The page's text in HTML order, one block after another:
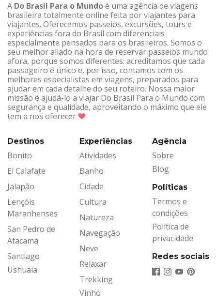
A Do Brasil Para o Mundoé uma agência de viagens
brasileira totalmente online feita por viajantes para
viajantes. Oferecemos passeios, excursões, tours e
experiências fora do Brasil com diferenciais
especialmente pensados para os brasileiros. Somos o
seu melhor aliado na hora de reservar passeios mundo
afora, porque somos diferentes: acreditamos que cada
passageiro é único e, por isso, contamos com os
melhores especialistas em viagens, preparados para
ajudar em cada detalhe do seu roteiro. Nossa maior
missão é ajudá-lo a viajar Do Brasil Para o Mundo com
segurança e qualidade, aproveitando o máximo que ele
tem a nos oferecer
Destinos
Bonito
El Calafate
Jalapão
Lençóis
Maranhenses
San Pedro de
Atacama
Santiago
Ushuaia
Experiências
Atividades
Banho
Cidade
Cultura
Natureza
Navegação
Neve
Relaxar
Trekking
Vinho
Agência
Sobre
Blog
Políticas
Termos e
condições
Política de
privacidade
Redes sociais